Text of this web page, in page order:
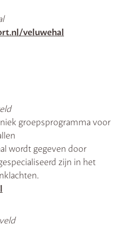
veluwehal
groepsprogramma voor
wordt gegeven door
zijn in het